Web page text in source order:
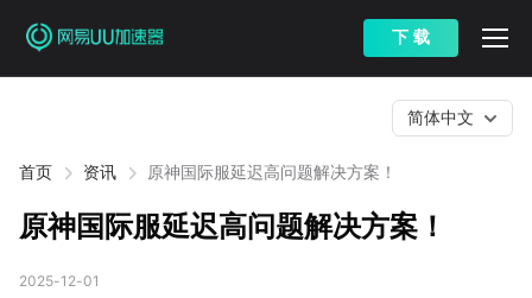
下 载
首页 资讯 原神国际服延迟高问题解决方案！
简体中文
原神国际服延迟高问题解决方案！
2025-12-01